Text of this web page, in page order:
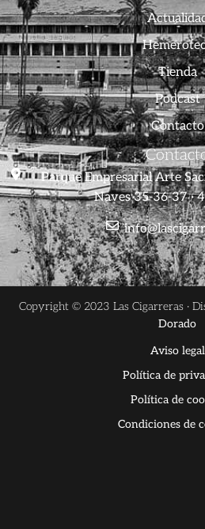
Tienda
Podcast
Contacto
Parque Empresarial Arte
Naves 35-36-37 ·
Copyright © 2023 Las Cigarreras ·
Dorado
Aviso legal
Política de
Política de
Condiciones de